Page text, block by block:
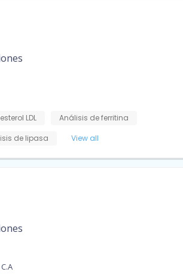
LDL
Análisis de ferritina
de lipasa View all